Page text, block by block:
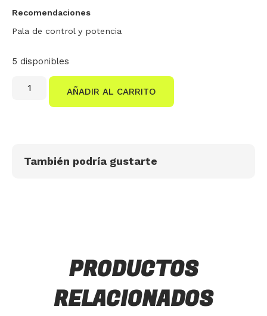
Recomendaciones
Pala de control y potencia
5 disponibles
AÑADIR AL CARRITO
También podría gustarte
PRODUCTOS
RELACIONADOS